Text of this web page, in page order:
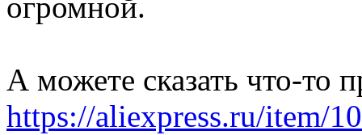
А можете сказать что-то
https://aliexpress.ru/item/